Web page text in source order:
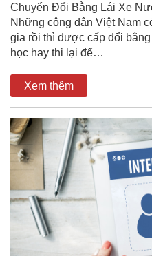
Chuyển Đổi Bằng Lái Xe
Những công dân Việt Nam
gia rồi thì được cấp đổi
học hay thi lại để…
Xem thêm